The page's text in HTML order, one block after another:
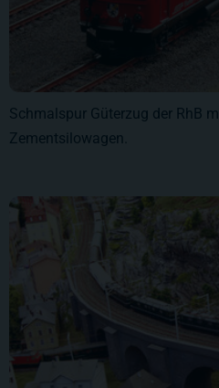
Schmalspur Güterzug der RhB
Zementsilowagen.